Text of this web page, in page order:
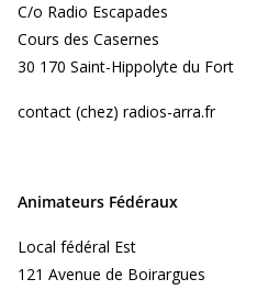
C/o Radio Escapades
Cours des Casernes
30 170 Saint-Hippolyte du Fort
contact (chez) radios-arra.fr
Animateurs Fédéraux
Local fédéral Est
121 Avenue de Boirargues